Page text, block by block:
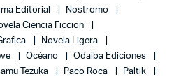
Editorial
Nostromo
Ciencia Ficcion
Novela Ligera
Océano
Odaiba Ediciones
Tezuka Paco Roca
Paltik